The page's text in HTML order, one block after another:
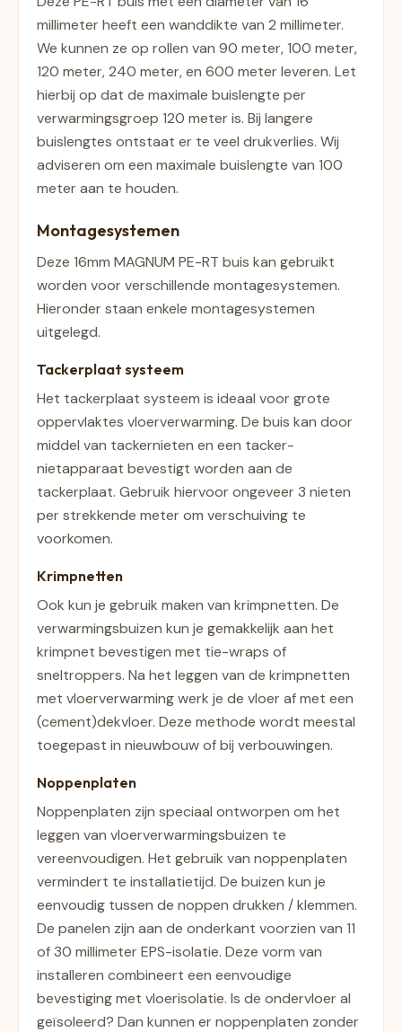
millimeter heeft een wanddikte van 2 millimeter.
We kunnen ze op rollen van 90 meter, 100 meter,
120 meter, 240 meter, en 600 meter leveren. Let
hierbij op dat de maximale buislengte per
verwarmingsgroep 120 meter is. Bij langere
buislengtes ontstaat er te veel drukverlies. Wij
adviseren om een maximale buislengte van 100
meter aan te houden.
Montagesystemen
Deze 16mm MAGNUM PE-RT buis kan gebruikt
worden voor verschillende montagesystemen.
Hieronder staan enkele montagesystemen
uitgelegd.
Tackerplaat systeem
Het tackerplaat systeem is ideaal voor grote
oppervlaktes vloerverwarming. De buis kan door
middel van tackernieten en een tacker-
nietapparaat bevestigt worden aan de
tackerplaat. Gebruik hiervoor ongeveer 3 nieten
per strekkende meter om verschuiving te
voorkomen.
Krimpnetten
Ook kun je gebruik maken van krimpnetten. De
verwarmingsbuizen kun je gemakkelijk aan het
krimpnet bevestigen met tie-wraps of
sneltroppers. Na het leggen van de krimpnetten
met vloerverwarming werk je de vloer af met een
(cement)dekvloer. Deze methode wordt meestal
toegepast in nieuwbouw of bij verbouwingen.
Noppenplaten
Noppenplaten zijn speciaal ontworpen om het
leggen van vloerverwarmingsbuizen te
vereenvoudigen. Het gebruik van noppenplaten
vermindert te installatietijd. De buizen kun je
eenvoudig tussen de noppen drukken / klemmen.
De panelen zijn aan de onderkant voorzien van 11
of 30 millimeter EPS-isolatie. Deze vorm van
installeren combineert een eenvoudige
bevestiging met vloerisolatie. Is de ondervloer al
geïsoleerd? Dan kunnen er noppenplaten zonder